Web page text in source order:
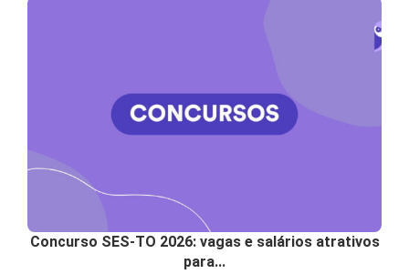
Concurso SES-TO 2026: vagas e salários atrativos
para...